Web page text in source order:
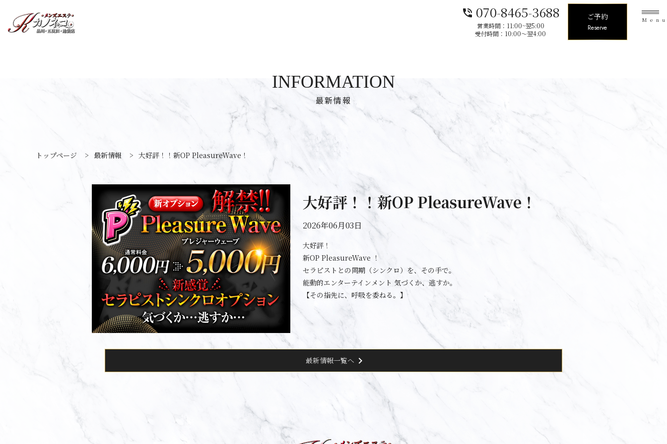
phone_in_talk 070-8465-3688
営業時間：11:00~翌5:00
受付時間：10:00〜翌4:00
ご予約
Reserve
最新情報
INFORMATION
トップページ > 最新情報 > 大好評！！新OP PleasureWave！
大好評！！新OP PleasureWave！
2026年06月03日
大好評！
新OP PleasureWave ！
セラピストとの同期（シンクロ）を、その手で。
能動的エンターテインメント 気づくか、逃すか。
【その指先に、呼吸を委ねる。】
最新情報一覧へ chevron_right